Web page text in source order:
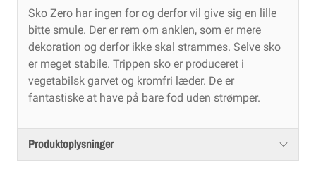
Sko Zero har ingen for og derfor vil give sig en lille
bitte smule. Der er rem om anklen, som er mere
dekoration og derfor ikke skal strammes. Selve sko
er meget stabile. Trippen sko er produceret i
vegetabilsk garvet og kromfri læder. De er
fantastiske at have på bare fod uden strømper.
Produktoplysninger